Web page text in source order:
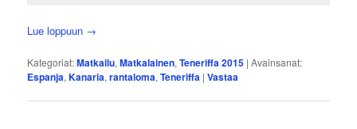
Lue loppuun →
Kategoriat:Matkailu,Matkalainen,Teneriffa 2015 |Avainsanat:
Espanja,Kanaria,rantaloma,Teneriffa |Vastaa